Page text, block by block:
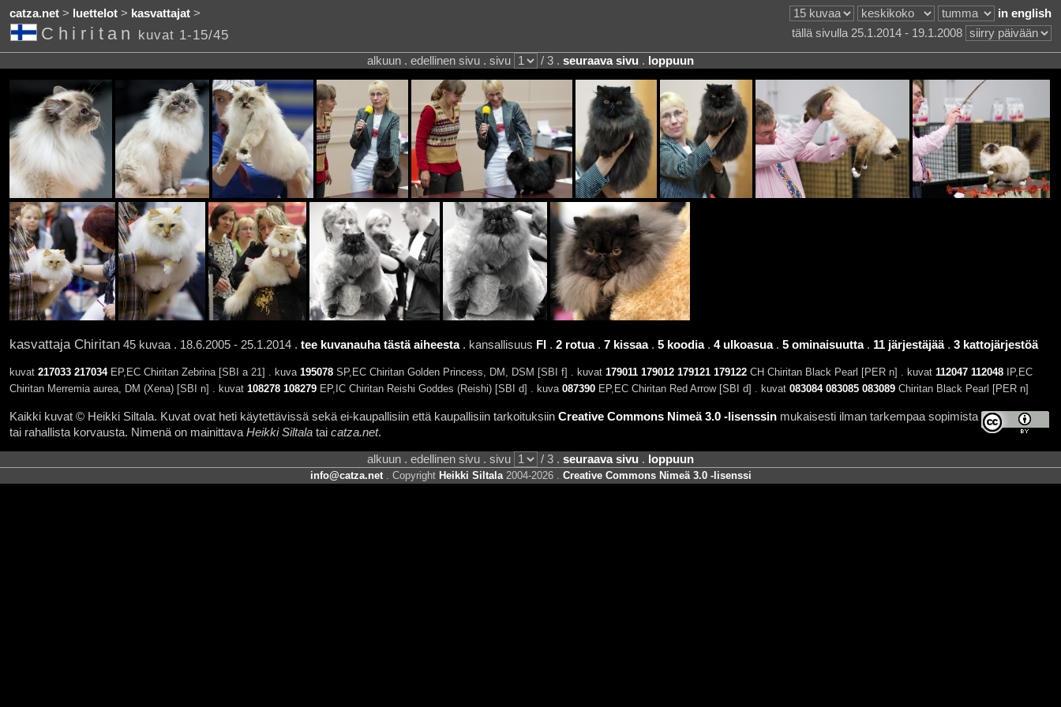
catza.net> luettelot> kasvattajat> in english
Chiritan kuvat 1-15/45 tällä sivulla 25.1.2014 - 19.1.2008
alkuun . edellinen sivu . sivu / 3 . seuraava sivu . loppuun
kasvattaja Chiritan45 kuvaa . 18.6.2005 - 25.1.2014 . tee kuvanauha tästä aiheesta. kansallisuus FI. 2 rotua. 7 kissaa. 5 koodia. 4 ulkoasua. 5 ominaisuutta. 11 järjestäjää. 3 kattojärjestöä
kuvat 217033 217034EP,EC Chiritan Zebrina [SBI a 21] . kuva 195078SP,EC Chiritan Golden Princess, DM, DSM [SBI f] . kuvat 179011 179012 179121 179122CH Chiritan Black Pearl [PER n] . kuvat 112047 112048IP,EC
Chiritan Merremia aurea, DM (Xena) [SBI n] . kuvat 108278 108279EP,IC Chiritan Reishi Goddes (Reishi) [SBI d] . kuva 087390EP,EC Chiritan Red Arrow [SBI d] . kuvat 083084 083085 083089Chiritan Black Pearl [PER n]
Kaikki kuvat © Heikki Siltala. Kuvat ovat heti käytettävissä sekä ei-kaupallisiin että kaupallisiin tarkoituksiin Creative Commons Nimeä 3.0 -lisenssinmukaisesti ilman tarkempaa sopimista
tai rahallista korvausta. Nimenä on mainittava Heikki Siltalatai catza.net.
alkuun . edellinen sivu . sivu / 3 . seuraava sivu . loppuun
info@catza.net. Copyright Heikki Siltala2004-2026 . Creative Commons Nimeä 3.0 -lisenssi